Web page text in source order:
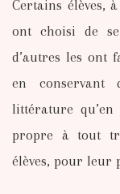
Certains élèves,
ont choisi de
d’autres les ont
en conservant
littérature
propre à tout
élèves, pour leur